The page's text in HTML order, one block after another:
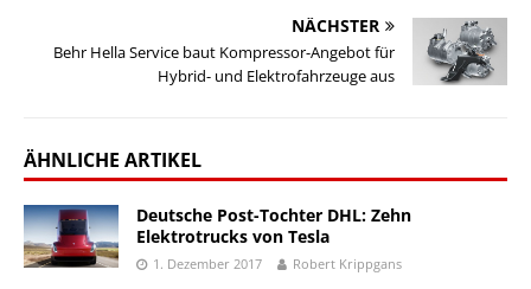
NÄCHSTER
Behr Hella Service baut Kompressor-Angebot für
Hybrid- und Elektrofahrzeuge aus
ÄHNLICHE ARTIKEL
Deutsche Post-Tochter DHL: Zehn
Elektrotrucks von Tesla
1. Dezember 2017 Robert Krippgans